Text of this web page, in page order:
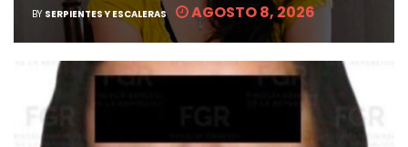
BY SERPIENTES Y ESCALERAS AGOSTO 8, 2026